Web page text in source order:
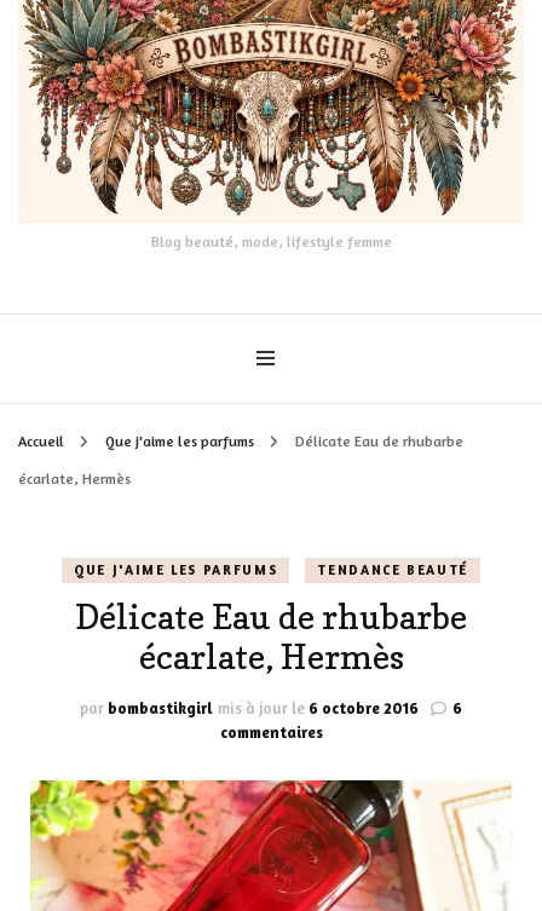
Blog beauté, mode, lifestyle femme
Accueil Que j'aime les parfums Délicate Eau de rhubarbe
écarlate, Hermès
QUE J'AIME LES PARFUMS TENDANCE BEAUTÉ
Délicate Eau de rhubarbe
écarlate, Hermès
par bombastikgirl mis à jour le 6 octobre 2016
6
commentairessur
Eau
de
rhubarbe
écarlate,
Hermès